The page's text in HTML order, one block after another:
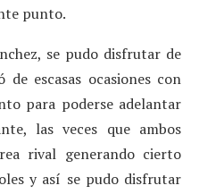
punto.
se pudo disfrutar de
escasas ocasiones con
para poderse adelantar
las veces que ambos
rival generando cierto
y así se pudo disfrutar